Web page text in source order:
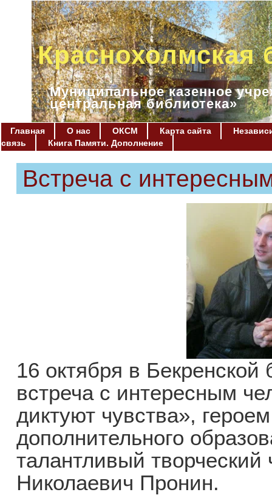
Краснохолмская
Муниципальное казенное
центральная библиотека»
Главная О нас ОКСМ Карта сайта
связь
Книга Памяти. Дополнение
Встреча с
16 октября в Бекренской
встреча с интересным
диктуют чувства»,
дополнительного
талантливый творческий
Николаевич Пронин.